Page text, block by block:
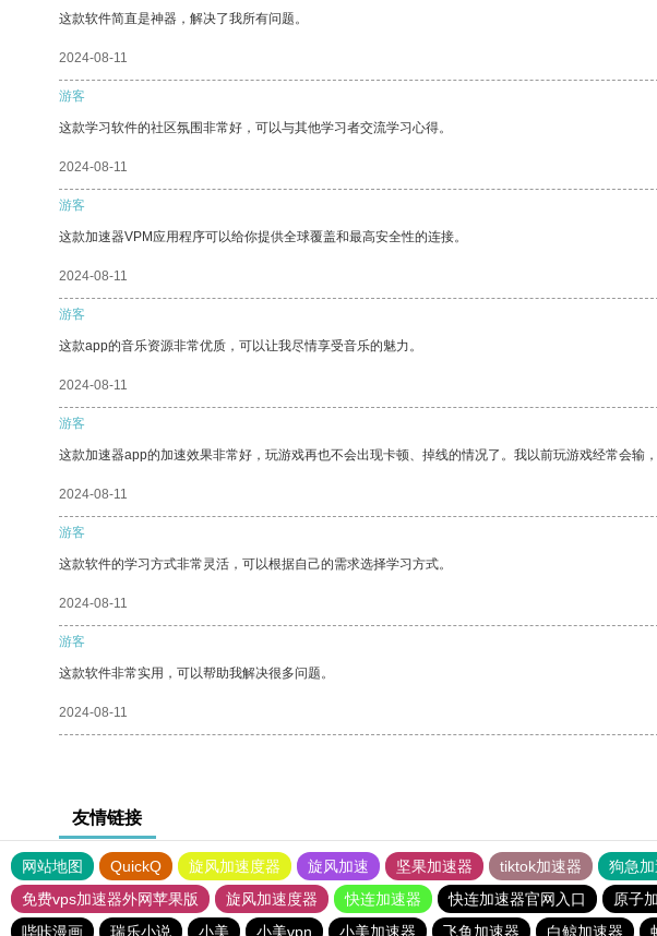
这款软件简直是神器，解决了我所有问题。
2024-08-11
游客
这款学习软件的社区氛围非常好，可以与其他学习者交流学习心得。
2024-08-11
游客
这款加速器VPM应用程序可以给你提供全球覆盖和最高安全性的连接。
2024-08-11
游客
这款app的音乐资源非常优质，可以让我尽情享受音乐的魅力。
2024-08-11
游客
这款加速器app的加速效果非常好，玩游戏再也不会出现卡顿、掉线的情况了。我以前玩游戏经常会输
2024-08-11
游客
这款软件的学习方式非常灵活，可以根据自己的需求选择学习方式。
2024-08-11
游客
这款软件非常实用，可以帮助我解决很多问题。
2024-08-11
友情链接
网站地图 QuickQ 旋风加速度器 旋风加速 坚果加速器 tiktok加速器 狗急
免费vps加速器外网苹果版
旋风加速度器 快连加速器 快连加速器官网入口 原子
哔咔漫画
瑞乐小说 小美 小美vpn 小美加速器 飞鱼加速器 白鲸加速器